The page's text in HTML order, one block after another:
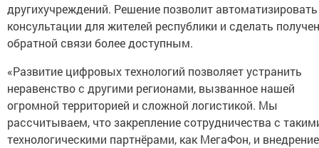
другихучреждений. Решение позволит автоматизировать
консультации для жителей республики и сделать
обратной связи более доступным.
«Развитие цифровых технологий позволяет устранить
неравенство с другими регионами, вызванное нашей
огромной территорией и сложной логистикой. Мы
рассчитываем, что закрепление сотрудничества с
технологическими партнёрами, как МегаФон, и внедрение